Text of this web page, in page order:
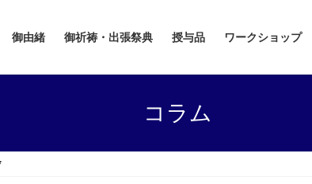
御由緒 御祈祷・出張祭典 授与品 ワークショップ
コラム